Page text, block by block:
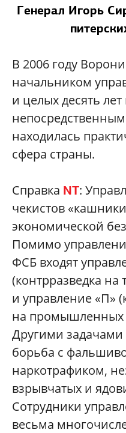
Генерал Игорь
В 2006 году
начальником
и целых десять лет
находилась
сфера страны.
Справка NT:
чекистов
экономической
Помимо
ФСБ входят
(контрразведка на
и управление «П»
на промышленных
Другими
борьба с
наркотрафиком,
взрывчатых и
Сотрудники
весьма